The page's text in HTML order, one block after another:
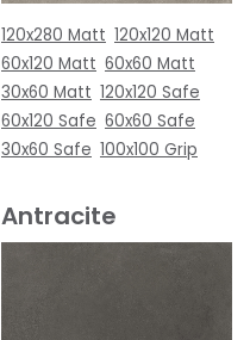
120x280 Matt 120x120 Matt
60x120 Matt 60x60 Matt
30x60 Matt 120x120 Safe
60x120 Safe 60x60 Safe
30x60 Safe 100x100 Grip
Antracite